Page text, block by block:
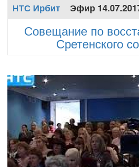
НТС Ирбит Эфир
Совещание по
Сретенского